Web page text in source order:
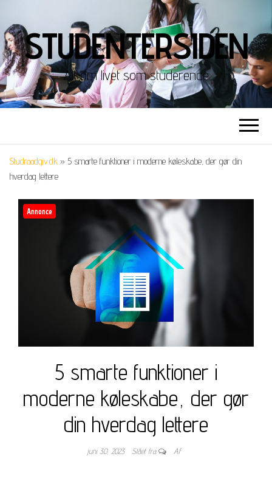
STUDENTERSIDEN
Alt om livet som studerende
Studraadgiv.dk » 5 smarte funktioner i moderne køleskabe, der gør din
hverdag lettere
Annonce
5 smarte funktioner i
moderne køleskabe, der gør
din hverdag lettere
juni 30, 2023 Slået fra Af